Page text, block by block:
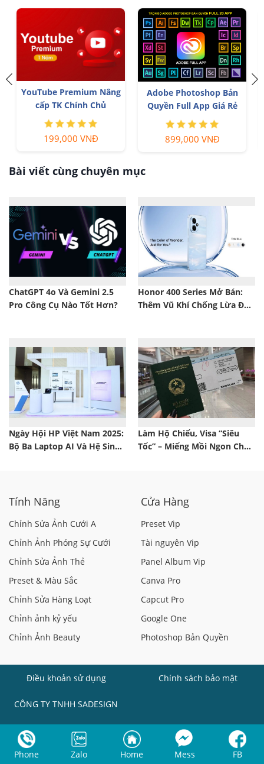
YouTube Premium Nâng
cấp TK Chính Chủ
199,000 VNĐ
Adobe Photoshop Bản
Quyền Full App Giá Rẻ
899,000 VNĐ
Bài viết cùng chuyên mục
ChatGPT 4o Và Gemini 2.5
Pro Công Cụ Nào Tốt Hơn?
Honor 400 Series Mở Bán:
Thêm Vũ Khí Chống Lừa Đảo
Ngày Hội HP Việt Nam 2025:
Bộ Ba Laptop AI Và Hệ Sinh
Làm Hộ Chiếu, Visa “Siêu
Tốc” – Miếng Mồi Ngon Cho
Tính Năng
Chỉnh Sửa Ảnh Cưới A
Chỉnh Ảnh Phóng Sự Cưới
Chỉnh Sửa Ảnh Thẻ
Preset & Màu Sắc
Chỉnh Sửa Hàng Loạt
Chỉnh ảnh kỷ yếu
Chỉnh Ảnh Beauty
Cửa Hàng
Preset Vip
Tài nguyên Vip
Panel Album Vip
Canva Pro
Capcut Pro
Google One
Photoshop Bản Quyền
Điều khoản sử dụng Chính sách bảo mật
CÔNG TY TNHH SADESIGN
Hotline: (+84)868339999
Phone Zalo Home Mess FB